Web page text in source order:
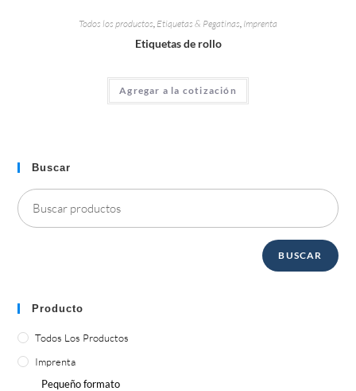
Todos los productos, Etiquetas & Pegatinas, Imprenta
Etiquetas de rollo
Agregar a la cotización
Buscar
BUSCAR
Producto
Todos Los Productos
Imprenta
Pequeño formato